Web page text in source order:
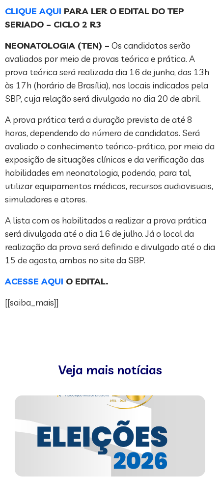
CLIQUE AQUI PARA LER O EDITAL DO TEP
SERIADO – CICLO 2 R3
NEONATOLOGIA (TEN) – Os candidatos serão
avaliados por meio de provas teórica e prática. A
prova teórica será realizada dia 16 de junho, das 13h
às 17h (horário de Brasília), nos locais indicados pela
SBP, cuja relação será divulgada no dia 20 de abril.
A prova prática terá a duração prevista de até 8
horas, dependendo do número de candidatos. Será
avaliado o conhecimento teórico-prático, por meio da
exposição de situações clínicas e da verificação das
habilidades em neonatologia, podendo, para tal,
utilizar equipamentos médicos, recursos audiovisuais,
simuladores e atores.
A lista com os habilitados a realizar a prova prática
será divulgada até o dia 16 de julho. Já o local da
realização da prova será definido e divulgado até o dia
15 de agosto, ambos no site da SBP.
ACESSE AQUI O EDITAL.
[[saiba_mais]]
Veja mais notícias